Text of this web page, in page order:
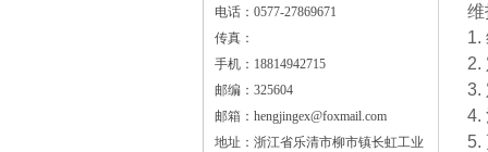
电话：0577-27869671
传真：
手机：18814942715
邮编：325604
邮箱：hengjingex@foxmail.com
地址：浙江省乐清市柳市镇长虹工业
维
1.
2.
3.
4.
5.